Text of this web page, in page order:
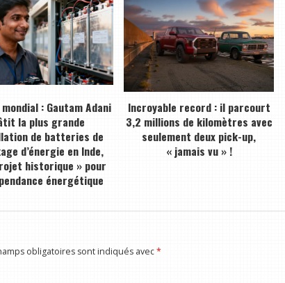
: Gautam Adani
la plus grande
de batteries de
d’énergie en Inde,
historique » pour
énergétique
Incroyable record : il parcourt
3,2 millions de kilomètres avec
seulement deux pick-up,
« jamais vu » !
obligatoires sont indiqués avec*